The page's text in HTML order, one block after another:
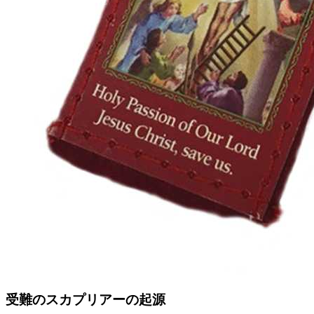
受難のスカプリアーの起源